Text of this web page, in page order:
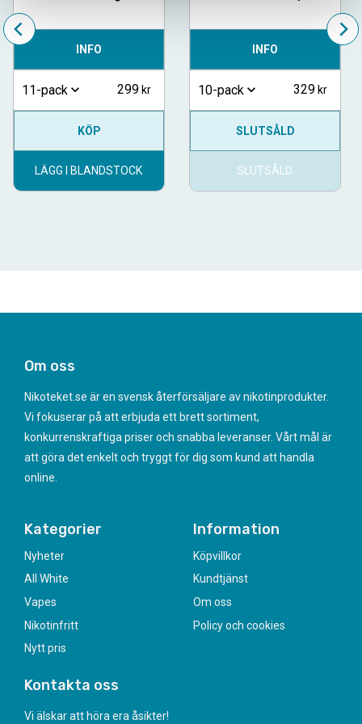
INFO
11-pack 299
KÖP
LÄGG I BLANDSTOCK
INFO
10-pack 329
SLUTSÅLD
SLUTSÅLD
Om oss
Nikoteket.se är en svensk återförsäljare av nikotinprodukter.
Vi fokuserar på att erbjuda ett brett sortiment,
konkurrenskraftiga priser och snabba leveranser. Vårt mål är
att göra det enkelt och tryggt för dig som kund att handla
online.
Kategorier
Nyheter
All White
Vapes
Nikotinfritt
Nytt pris
Information
Köpvillkor
Kundtjänst
Om oss
Policy och cookies
Kontakta oss
Vi älskar att höra era åsikter!